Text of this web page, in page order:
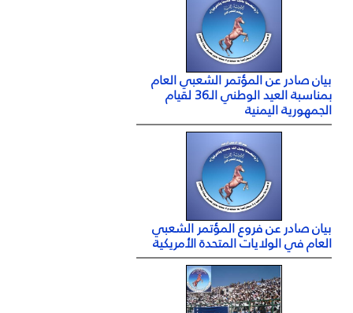
بيان صادر عن المؤتمر الشعبي العام
بمناسبة العيد الوطني الـ36 لقيام
الجمهورية اليمنية
بيان صادر عن فروع المؤتمر الشعبي
العام في الولايات المتحدة الأمريكية